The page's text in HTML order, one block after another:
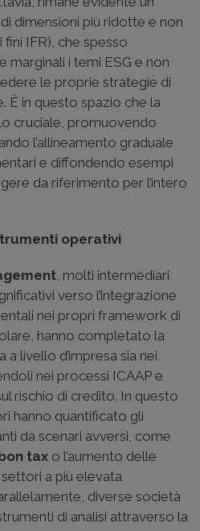
dimensioni più ridotte e non
fini IFR), che spesso
marginali i temi ESG e non
le proprie strategie di
È in questo spazio che la
cruciale, promuovendo
l’allineamento graduale
e diffondendo esempi
da riferimento per l’intero
operativi
, molti intermediari
verso l’integrazione
nei propri framework di
hanno completato la
a livello d’impresa sia nei
nei processi ICAAP e
rischio di credito. In questo
hanno quantificato gli
da scenari avversi, come
tax o l’aumento delle
a più elevata
diverse società
di analisi attraverso la